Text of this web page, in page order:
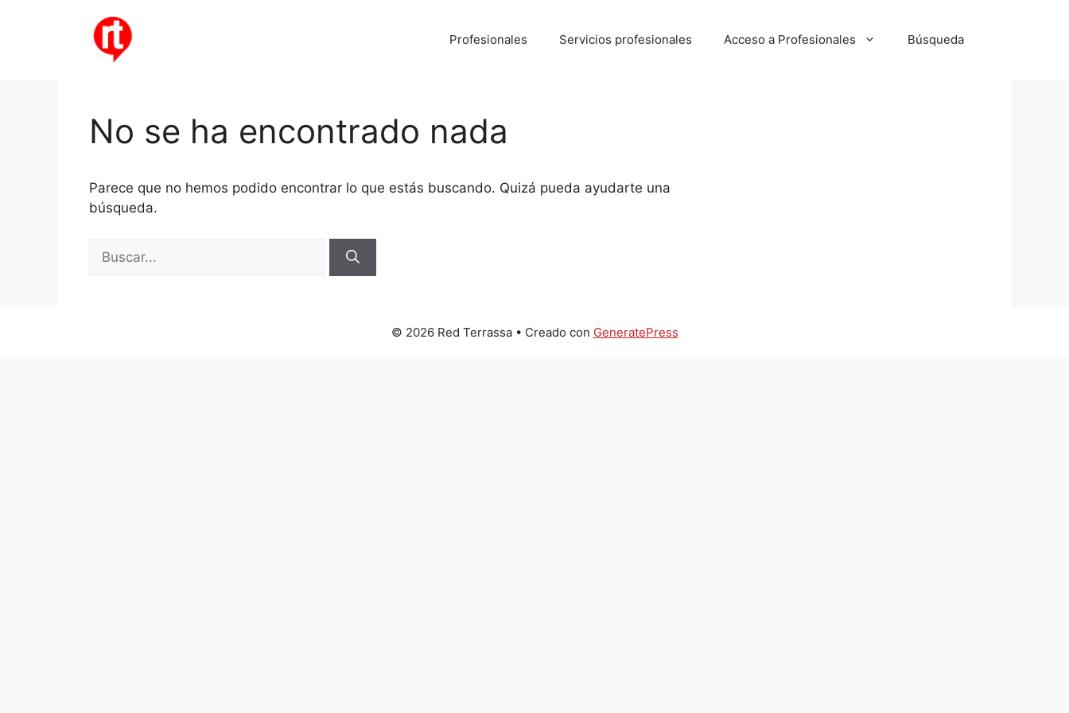
Profesionales Servicios profesionales Acceso a Profesionales Búsqueda
No se ha encontrado nada
Parece que no hemos podido encontrar lo que estás buscando. Quizá pueda ayudarte una
búsqueda.
© 2026 Red Terrassa• Creado con GeneratePress